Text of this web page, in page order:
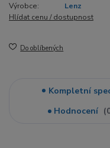
Výrobce:
Lenz
Hlídat cenu / dostupnost
Do oblíbených
Kompletní
Hodnocení